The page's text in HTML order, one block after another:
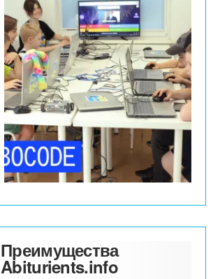
Преимущества
Abiturients.info